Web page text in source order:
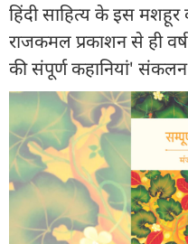
हिंदी साहित्य के इस
राजकमल प्रकाशन से ही
की संपूर्ण कहानियां'